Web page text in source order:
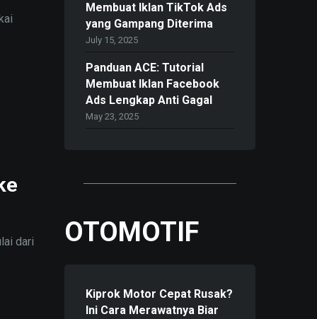
dari
Membuat Iklan TikTok Ads
yang Gampang Diterima
July 15, 2025
Panduan ACE: Tutorial
Membuat Iklan Facebook
Ads Lengkap Anti Gagal
May 23, 2025
OTOMOTIF
Kiprok Motor Cepat Rusak?
Ini Cara Merawatnya Biar